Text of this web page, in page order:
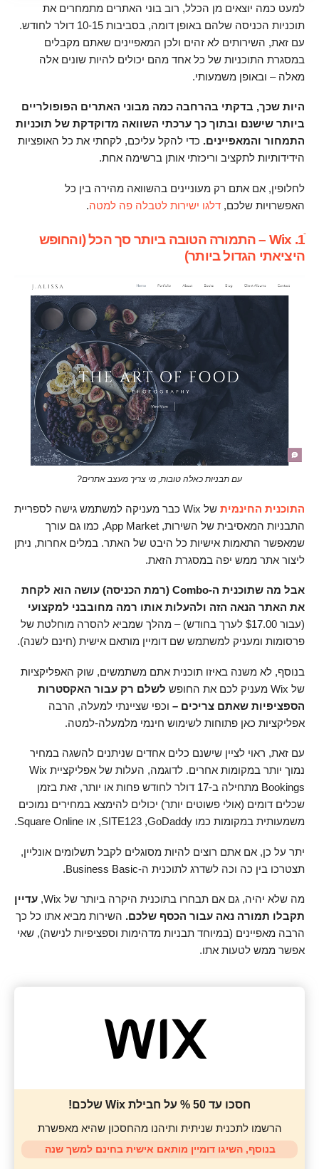
למעט כמה יוצאים מן הכלל, רוב בוני האתרים מתמחרים את
תוכניות הכניסה שלהם באופן דומה, בסביבות 10-15 דולר לחודש.
עם זאת, השירותים לא זהים ולכן המאפיינים שאתם מקבלים
במסגרת התוכניות של כל אחד מהם יכולים להיות שונים אלה
מאלה – ובאופן משמעותי.
היות שכך, בדקתי בהרחבה כמה מבוני האתרים הפופולריים
ביותר שישנם ובתוך כך ערכתי השוואה מדוקדקת של תוכניות
התמחור והמאפיינים. כדי להקל עליכם, לקחתי את כל האופציות
הידידותיות לתקציב וריכזתי אותן ברשימה אחת.
לחלופין, אם אתם רק מעוניינים בהשוואה מהירה בין כל
האפשרויות שלכם, דלגו ישירות לטבלה פה למטה.
ֿ1. Wix – התמורה הטובה ביותר סך הכל (והחופש
היציאתי הגדול ביותר)
עם תבניות כאלה טובות, מי צריך מעצב אתרים?
התוכנית החינמית
של Wix כבר מעניקה למשתמש גישה לספריית
התבניות המאסיבית של השירות, App Market, כמו גם עורך
שמאפשר התאמות אישיות כל היבט של האתר. במלים אחרות, ניתן
ליצור אתר ממש יפה במסגרת הזאת.
אבל מה שתוכנית ה-Combo (רמת הכניסה) עושה הוא לקחת
את האתר הנאה הזה ולהעלות אותו רמה מחובבני למקצועי
(עבור
$17.00
לערך בחודש) – מהלך שמביא להסרה מוחלטת של
פרסומות ומעניק למשתמש שם דומיין מותאם אישית (חינם לשנה).
בנוסף, לא משנה באיזו תוכנית אתם משתמשים, שוק האפליקציות
של Wix מעניק לכם את החופש
לשלם רק עבור האקסטרות
הספציפיות שאתם צריכים – וכפי שציינתי למעלה, הרבה
אפליקציות כאן פתוחות לשימוש חינמי מלמעלה-למטה.
עם זאת, ראוי לציין שישנם כלים אחדים שניתנים להשגה במחיר
נמוך יותר במקומות אחרים. לדוגמה, העלות של אפליקציית Wix
Bookings מתחילה ב-17 דולר לחודש פחות או יותר, זאת בזמן
שכלים דומים (אולי פשוטים יותר) יכולים להימצא במחירים נמוכים
משמעותית במקומות כמו SITE123 ,GoDaddy, או Square Online.
יתר על כן, אם אתם רוצים להיות מסוגלים לקבל תשלומים אונליין,
תצטרכו בין כה וכה לשדרג לתוכנית ה-Business Basic.
מה שלא יהיה, גם אם תבחרו בתוכנית היקרה ביותר של Wix,
עדיין
תקבלו תמורה נאה עבור הכסף שלכם. השירות מביא אתו כל כך
הרבה מאפיינים (במיוחד תבניות מדהימות וספציפיות לנישה), שאי
אפשר ממש לטעות אתו.
חסכו עד 50 % על חבילת Wix שלכם!
הרשמו לתכנית שניתית ותיהנו מהחסכון שהיא מאפשרת
בנוסף, השיגו דומיין מותאם אישית בחינם למשך שנה